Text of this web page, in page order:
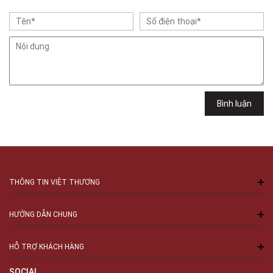
Việt Thương Music - 302 Cầu Giấy
Gian hàng G9-10 TTTM Discovery Complex, số 302 Cầu Giấy, Phường
Cầu Giấy, Hà Nội , Cầu Giấy , Hà Nội
Bình luận
THÔNG TIN VIỆT THƯƠNG
HƯỚNG DẪN CHUNG
HỖ TRỢ KHÁCH HÀNG